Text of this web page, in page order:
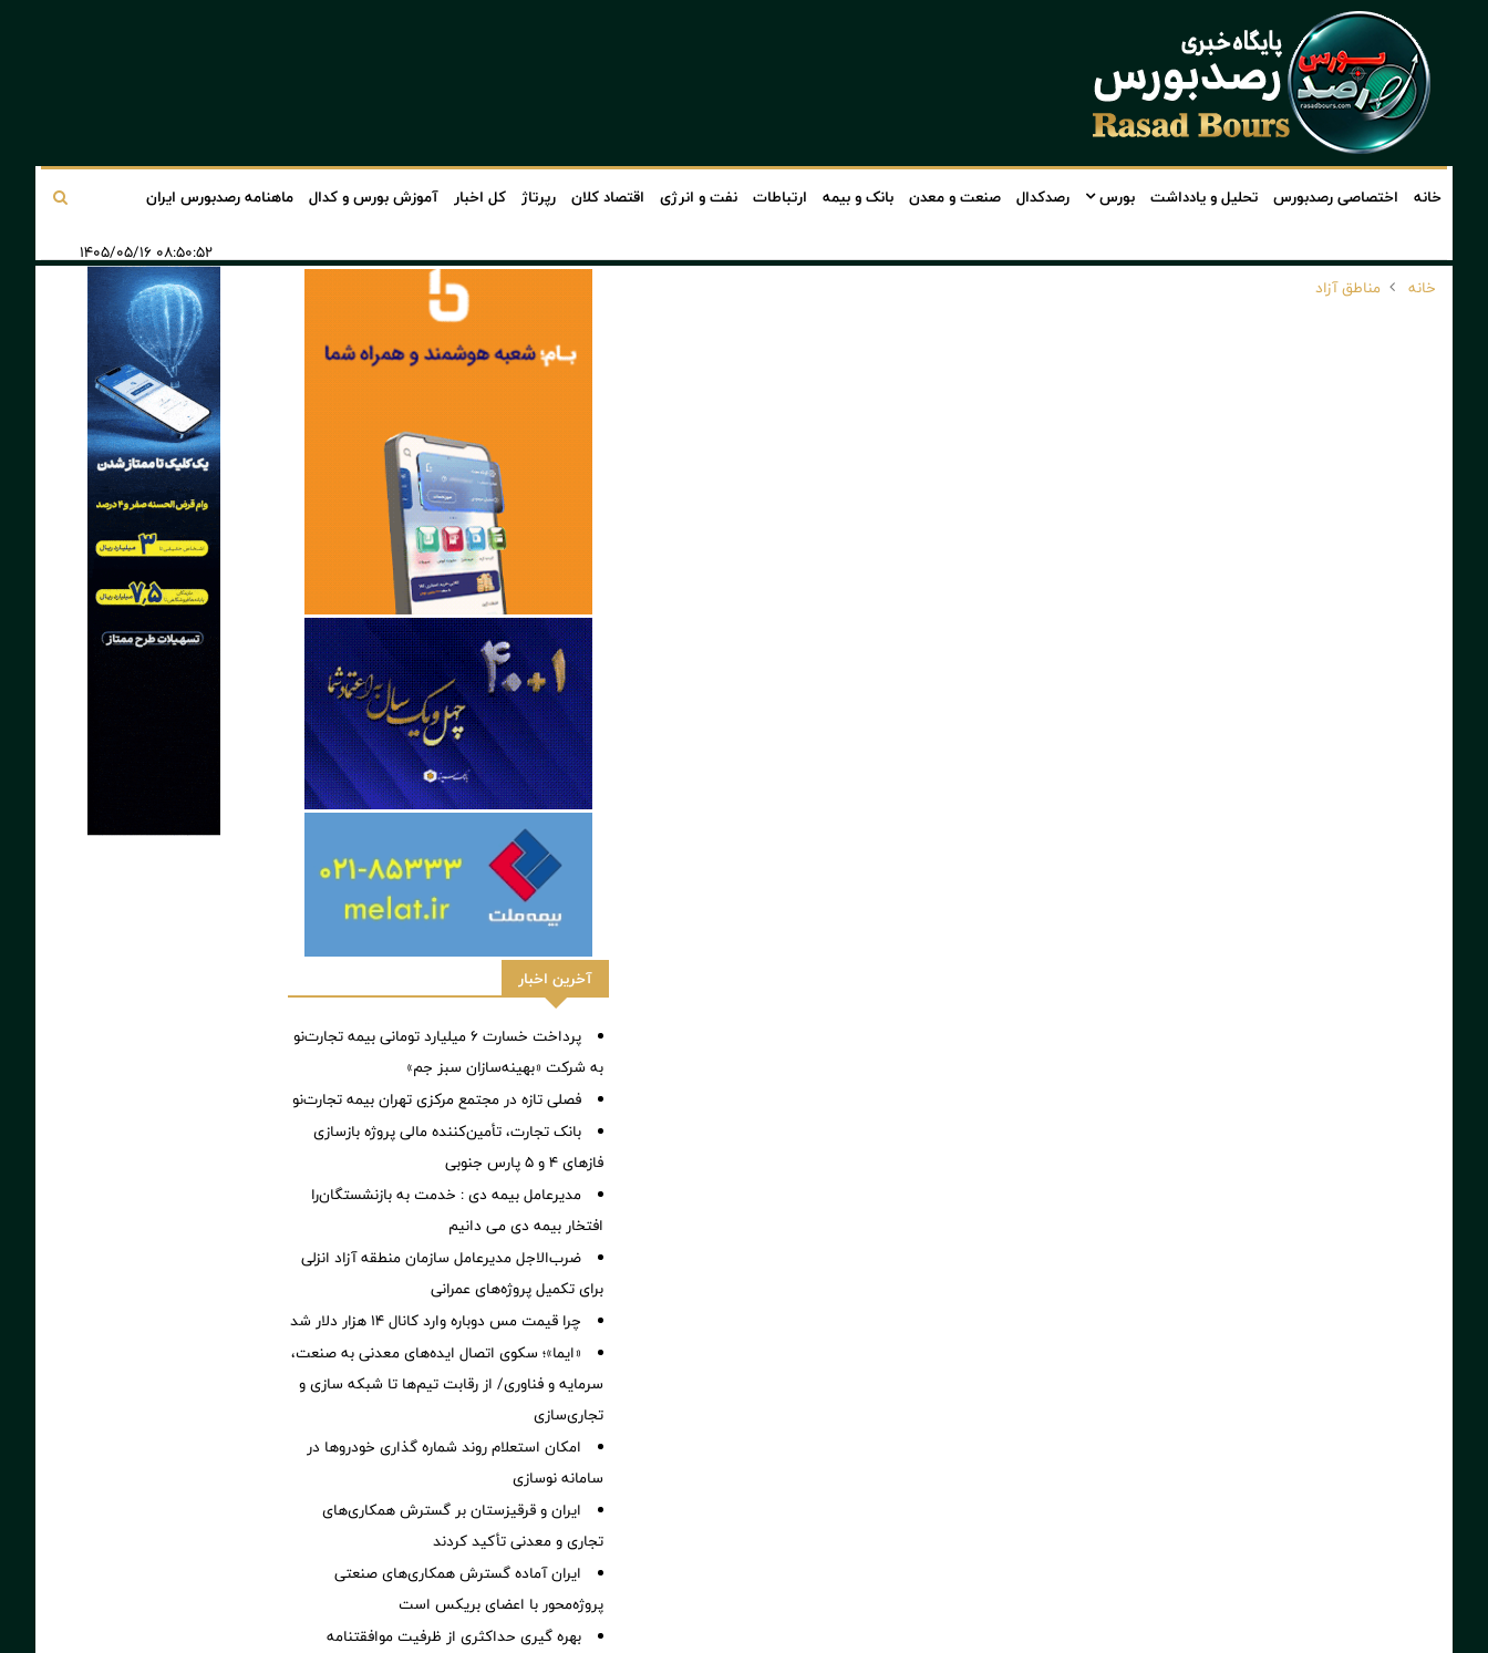
خانه اختصاصی رصدبورس تحلیل و یادداشت بورس رصدکدال صنعت و معدن بانک و بیمه ارتباطات نفت و انرژی اقتصاد کلان رپرتاژ کل اخبار آموزش بورس و کدال ماهنامه رصدبورس ایران
۰۸:۵۰:۵۲ ۱۴۰۵/۰۵/۱۶
خانه
مناطق آزاد
آخرین اخبار
پرداخت خسارت ۶ میلیارد تومانی بیمه تجارت‌نو
به شرکت «بهینه‌سازان سبز جم»
فصلی تازه در مجتمع مرکزی تهران بیمه تجارت‌نو
بانک تجارت، تأمین‌کننده مالی پروژه بازسازی
فازهای ۴ و ۵ پارس جنوبی
مدیرعامل بیمه دی : خدمت به بازنشستگان‌را
افتخار بیمه دی می دانیم
ضرب‌الاجل مدیرعامل سازمان منطقه آزاد انزلی
برای تكمیل پروژه‌های عمرانی
چرا قیمت مس دوباره وارد کانال ۱۴ هزار دلار شد
«ایما»؛ سکوی اتصال ایده‌های معدنی به صنعت،
سرمایه و فناوری/ از رقابت تیم‌ها تا شبکه سازی و
تجاری‌سازی
امکان استعلام روند شماره گذاری خودروها در
سامانه نوسازی
ایران و قرقیزستان بر گسترش همکاری‌های
تجاری و معدنی تأکید کردند
ایران آماده گسترش همکاری‌های صنعتی
پروژه‌محور با اعضای بریکس است
بهره گیری حداکثری از ظرفیت موافقتنامه